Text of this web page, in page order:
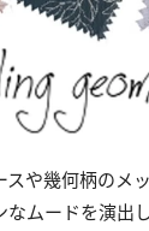
や幾何柄のメ
なムードを演出